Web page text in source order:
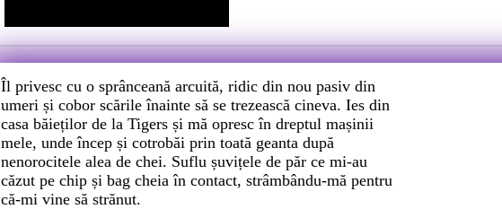
Îl privesc cu o sprânceană arcuită, ridic din nou pasiv din
umeri și cobor scările înainte să se trezească cineva. Ies din
casa băieților de la Tigers și mă opresc în dreptul mașinii
mele, unde încep și cotrobăi prin toată geanta după
nenorocitele alea de chei. Suflu șuvițele de păr ce mi-au
căzut pe chip și bag cheia în contact, strâmbându-mă pentru
că-mi vine să strănut.